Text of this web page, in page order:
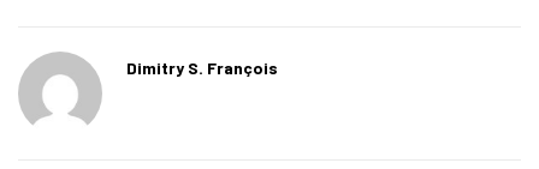
Dimitry S. François